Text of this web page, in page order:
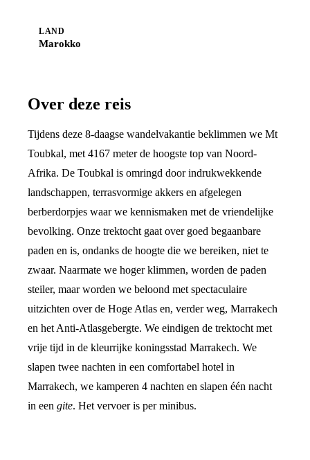
LAND
Marokko
Over deze reis
Tijdens deze 8-daagse wandelvakantie beklimmen we Mt
Toubkal, met 4167 meter de hoogste top van Noord-
Afrika. De Toubkal is omringd door indrukwekkende
landschappen, terrasvormige akkers en afgelegen
berberdorpjes waar we kennismaken met de vriendelijke
bevolking. Onze trektocht gaat over goed begaanbare
paden en is, ondanks de hoogte die we bereiken, niet te
zwaar. Naarmate we hoger klimmen, worden de paden
steiler, maar worden we beloond met spectaculaire
uitzichten over de Hoge Atlas en, verder weg, Marrakech
en het Anti-Atlasgebergte. We eindigen de trektocht met
vrije tijd in de kleurrijke koningsstad Marrakech. We
slapen twee nachten in een comfortabel hotel in
Marrakech, we kamperen 4 nachten en slapen één nacht
in een gite. Het vervoer is per minibus.